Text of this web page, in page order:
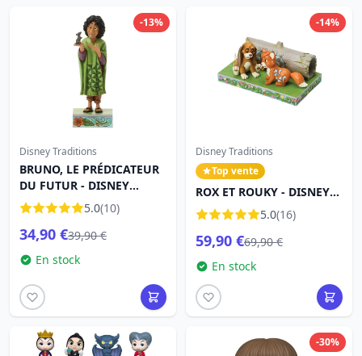
-13%
Disney Traditions
BRUNO, LE PRÉDICATEUR
DU FUTUR - DISNEY
TRADITIONS5.0(10)
34,90 €39,90 €
En stock
-14%
Disney Traditions
Top vente
ROX ET ROUKY - DISNEY
TRADITIONS5.0(16)
59,90 €69,90 €
En stock
-30%